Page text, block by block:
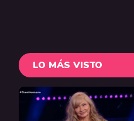
LO MÁS VISTO